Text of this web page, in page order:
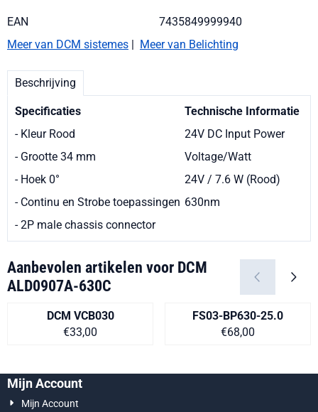
EAN
7435849999940
Meer van DCM sistemes
Meer van Belichting
Beschrijving
Specificaties
- Kleur Rood
- Grootte 34 mm
- Hoek 0°
- Continu en Strobe toepassingen
- 2P male chassis connector
Technische Informatie
24V DC Input Power
Voltage/Watt
24V / 7.6 W (Rood)
630nm
Aanbevolen artikelen voor DCM
ALD0907A-630C
DCM VCB030
Prijs op aanvraag
€33,00
FS03-BP630-25.0
Prijs op
€68,00
Mijn Account
Mijn Account